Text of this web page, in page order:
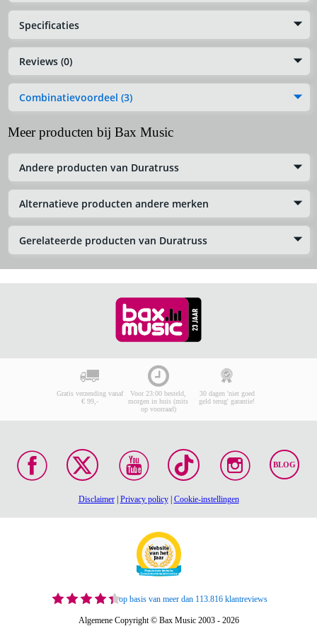
Specificaties
Reviews (0)
Combinatievoordeel (3)
Meer producten bij Bax Music
Andere producten van Duratruss
Alternatieve producten andere merken
Gerelateerde producten van Duratruss
Gratis verzending vanaf
€ 99,-
Voor 23:00 besteld,
morgen in huis (mits
op voorraad)
30 dagen 'niet goed
geld terug' garantie!
BLOG
Disclaimer| Privacy policy| Cookie-instellingen
op basis van meer dan 113.816 klantreviews
Algemene Copyright © Bax Music 2003 - 2026